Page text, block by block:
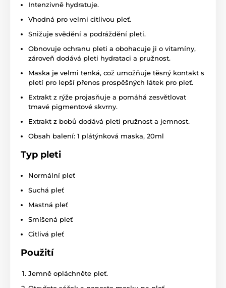
Intenzivně hydratuje.
Vhodná pro velmi citlivou pleť.
Snižuje svědění a podráždění pleti.
Obnovuje ochranu pleti a obohacuje ji o vitamíny,
zároveň dodává pleti hydrataci a pružnost.
Maska je velmi tenká, což umožňuje těsný kontakt s
pletí pro lepší přenos prospěšných látek pro pleť.
Extrakt z rýže projasňuje a pomáhá zesvětlovat
tmavé pigmentové skvrny.
Extrakt z bobů dodává pleti pružnost a jemnost.
Obsah balení: 1 plátýnková maska, 20ml
Typ pleti
Normální pleť
Suchá pleť
Mastná pleť
Smíšená pleť
Citlivá pleť
Použití
Jemně opláchněte pleť.